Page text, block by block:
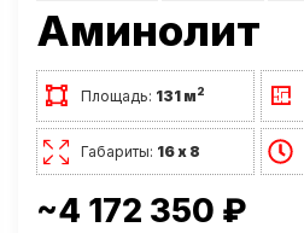
Аминолит
Площадь: 131 м2
Габариты: 16 х 8
~4 172 350 ₽